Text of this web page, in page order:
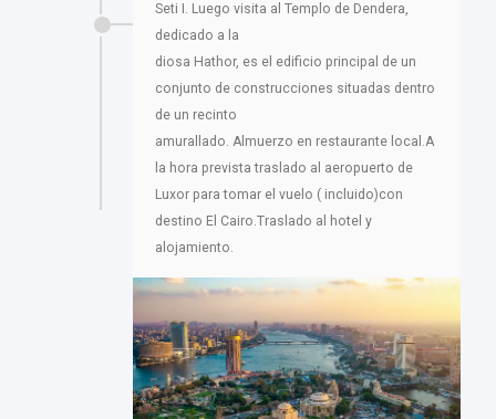
Seti I. Luego visita al Templo de Dendera,
dedicado a la
diosa Hathor, es el edificio principal de un
conjunto de construcciones situadas dentro
de un recinto
amurallado. Almuerzo en restaurante local.A
la hora prevista traslado al aeropuerto de
Luxor para tomar el vuelo ( incluido)con
destino El Cairo.Traslado al hotel y
alojamiento.